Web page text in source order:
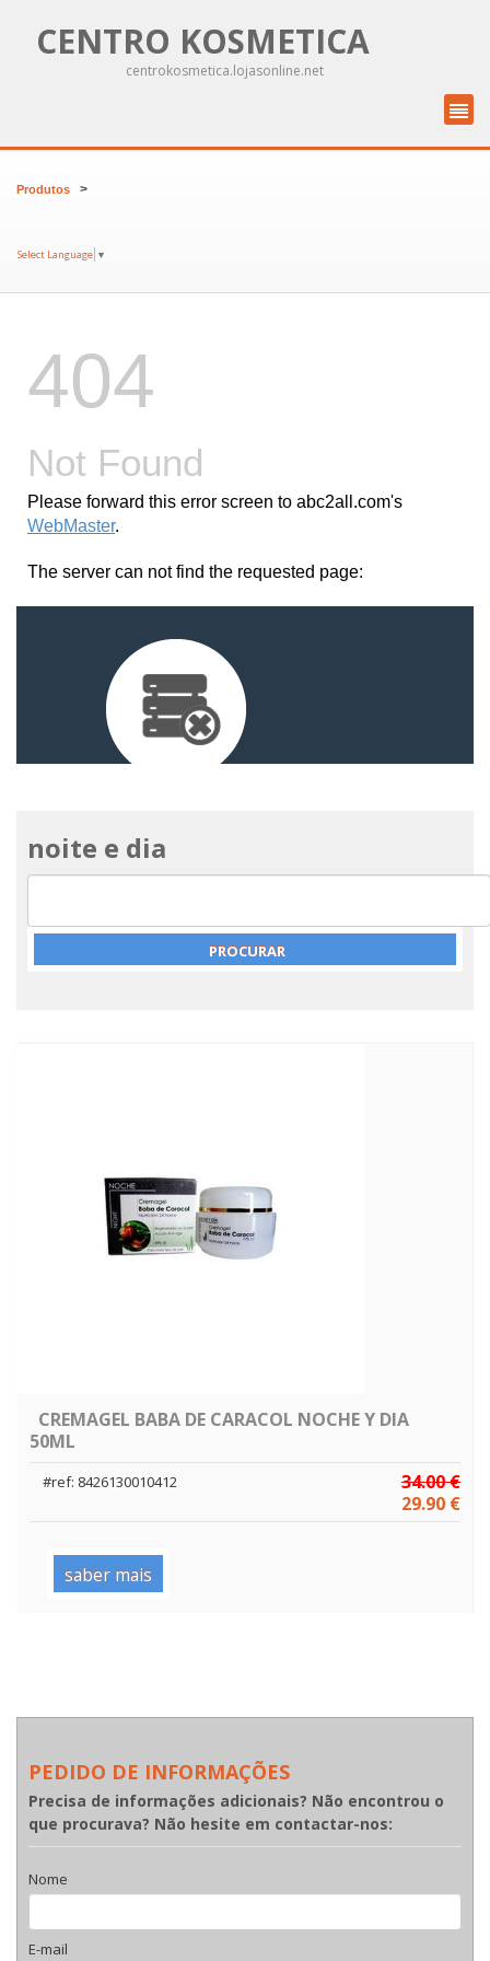
CENTRO KOSMETICA
centrokosmetica.lojasonline.net
Produtos >
Select Language ▼
noite e dia
CREMAGEL BABA DE CARACOL NOCHE Y DIA
50ML
34.00 €
29.90 €
#ref: 8426130010412
saber mais
PEDIDO DE INFORMAÇÕES
Precisa de informações adicionais? Não encontrou o
que procurava? Não hesite em contactar-nos:
Nome
E-mail